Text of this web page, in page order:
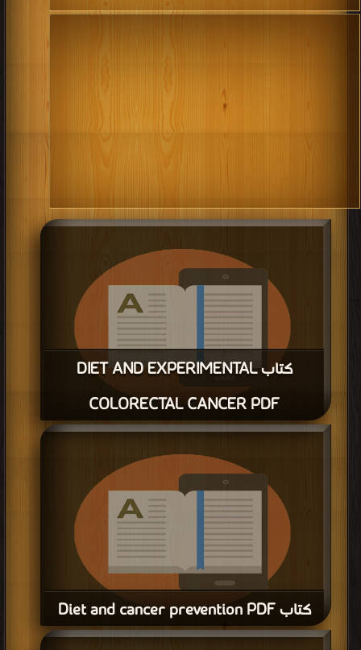
كتاب DIET AND EXPERIMENTAL
COLORECTAL CANCER PDF
قراءة و تحميل كتاب كتاب DIET AND EXPERIMENTAL COLORECTAL CANCER
كتب في Download Free
كتاب Diet and cancer prevention PDF
قراءة و تحميل كتاب كتاب Diet and cancer prevention PDF مجانا | مكتبة >
كتب